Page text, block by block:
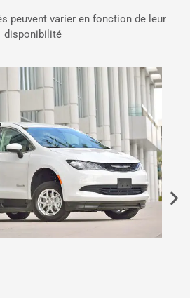
peuvent varier en fonction de leur
disponibilité